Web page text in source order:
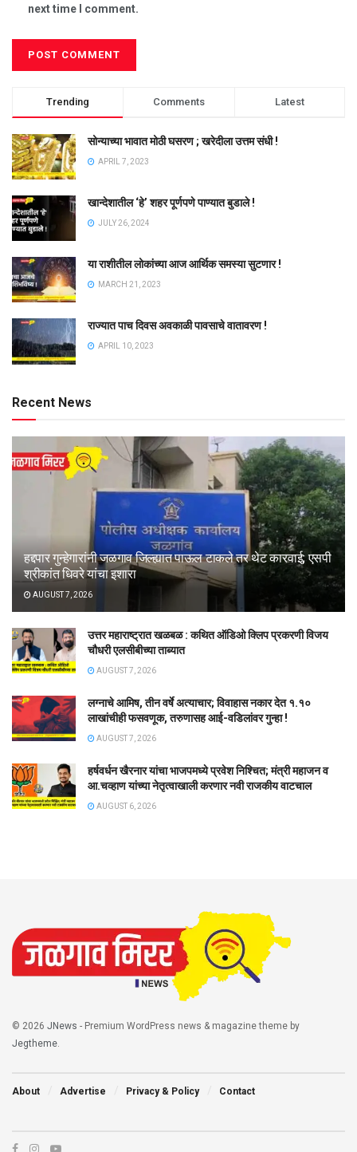
next time I comment.
Trending Comments Latest
सोन्याच्या भावात मोठी घसरण ; खरेदीला उत्तम संधी !
APRIL 7, 2023
खान्देशातील ‘हे’ शहर पूर्णपणे पाण्यात बुडाले !
JULY 26, 2024
या राशीतील लोकांच्या आज आर्थिक समस्या सुटणार !
MARCH 21, 2023
राज्यात पाच दिवस अवकाळी पावसाचे वातावरण !
APRIL 10, 2023
Recent News
हद्दपार गुन्हेगारांनी जळगाव जिल्ह्यात पाऊल टाकले तर थेट कारवाई; एसपी
श्रीकांत धिवरे यांचा इशारा
AUGUST 7, 2026
उत्तर महाराष्ट्रात खळबळ : कथित ऑडिओ क्लिप प्रकरणी विजय
चौधरी एलसीबीच्या ताब्यात
AUGUST 7, 2026
लग्नाचे आमिष, तीन वर्षे अत्याचार; विवाहास नकार देत १.१०
लाखांचीही फसवणूक, तरुणासह आई-वडिलांवर गुन्हा !
AUGUST 7, 2026
हर्षवर्धन खैरनार यांचा भाजपमध्ये प्रवेश निश्चित; मंत्री महाजन व
आ.चव्हाण यांच्या नेतृत्वाखाली करणार नवी राजकीय वाटचाल
AUGUST 6, 2026
© 2026 JNews - Premium WordPress news & magazine theme by
Jegtheme
About Advertise Privacy & Policy Contact